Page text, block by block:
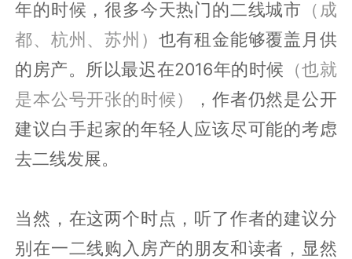
年的时候，很多今天热门的二线城市 （成
都、杭州、苏州） 也有租金能够覆盖月供
的房产。所以最迟在2016年的时候 （也就
是本公号开张的时候）
，作者仍然是公开
建议白手起家的年轻人应该尽可能的考虑
去二线发展。
当然，在这两个时点，听了作者的建议分
别在一二线购入房产的朋友和读者，显然